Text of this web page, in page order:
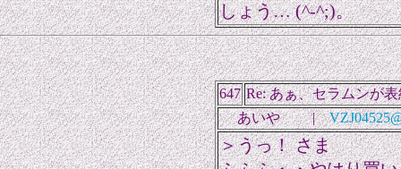
しょう… (^-^;)。
647 Re: あぁ、セラムンが
あいや |
＞うっ！ さま